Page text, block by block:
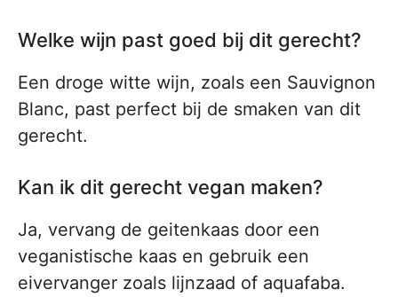
Welke wijn past goed bij dit gerecht?
Een droge witte wijn, zoals een Sauvignon
Blanc, past perfect bij de smaken van dit
gerecht.
Kan ik dit gerecht vegan maken?
Ja, vervang de geitenkaas door een
veganistische kaas en gebruik een
eivervanger zoals lijnzaad of aquafaba.